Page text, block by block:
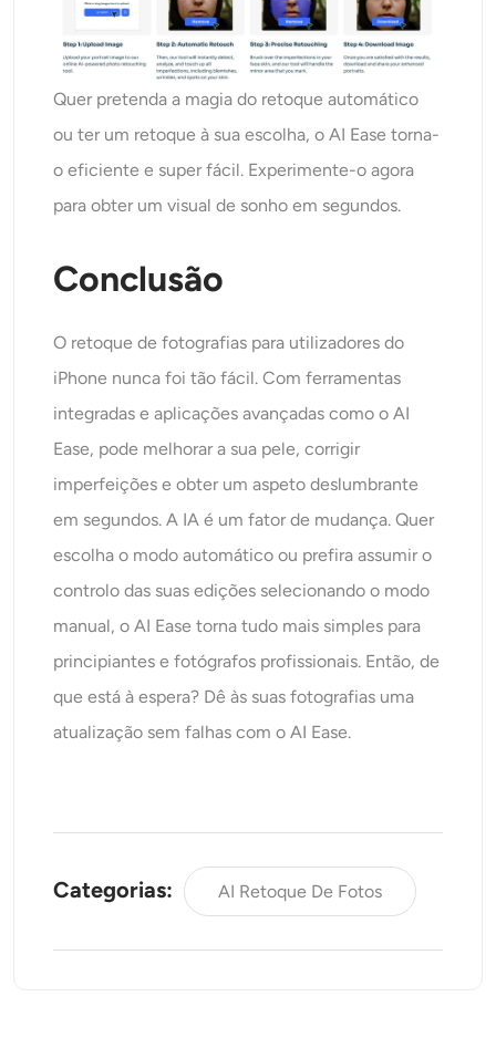
Quer pretenda a magia do retoque automático
ou ter um retoque à sua escolha, o AI Ease torna-
o eficiente e super fácil. Experimente-o agora
para obter um visual de sonho em segundos.
Conclusão
O retoque de fotografias para utilizadores do
iPhone nunca foi tão fácil. Com ferramentas
integradas e aplicações avançadas como o AI
Ease, pode melhorar a sua pele, corrigir
imperfeições e obter um aspeto deslumbrante
em segundos. A IA é um fator de mudança. Quer
escolha o modo automático ou prefira assumir o
controlo das suas edições selecionando o modo
manual, o AI Ease torna tudo mais simples para
principiantes e fotógrafos profissionais. Então, de
que está à espera? Dê às suas fotografias uma
atualização sem falhas com o AI Ease.
Categorias: AI Retoque De Fotos